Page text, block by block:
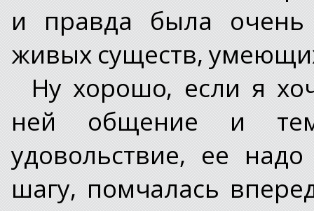
и правда была
живых существ,
Ну хорошо, если я
ней общение и
удовольствие, ее
шагу, помчалась